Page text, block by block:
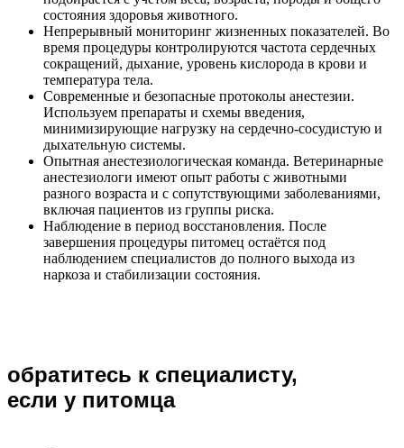
состояния здоровья животного.
Непрерывный мониторинг жизненных показателей. Во
время процедуры контролируются частота сердечных
сокращений, дыхание, уровень кислорода в крови и
температура тела.
Современные и безопасные протоколы анестезии.
Используем препараты и схемы введения,
минимизирующие нагрузку на сердечно-сосудистую и
дыхательную системы.
Опытная анестезиологическая команда. Ветеринарные
анестезиологи имеют опыт работы с животными
разного возраста и с сопутствующими заболеваниями,
включая пациентов из группы риска.
Наблюдение в период восстановления. После
завершения процедуры питомец остаётся под
наблюдением специалистов до полного выхода из
наркоза и стабилизации состояния.
обратитесь к специалисту,
если у питомца